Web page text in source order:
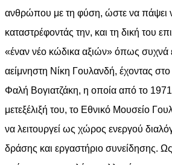
ανθρώπου με τη φύση, ώστε να πάψει
καταστρέφοντάς την, και τη δική του
«έναν νέο κώδικα αξιών» όπως συχνά
αείμνηστη Νίκη Γουλανδή, έχοντας στο
Φαλή Βογιατζάκη, η οποία από το 1971
μετεξέλιξή του, το Εθνικό Μουσείο
να λειτουργεί ως χώρος ενεργού
δράσης και εργαστήριο συνείδησης.